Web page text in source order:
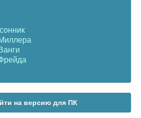
на версию для ПК